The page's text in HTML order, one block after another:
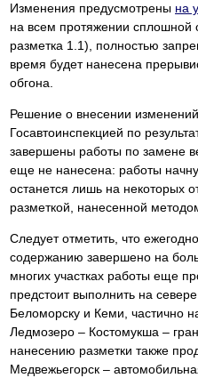
Изменения предусмотрены на
на всем протяжении сплошной
разметка 1.1), полностью
время будет нанесена
обгона.
Решение о внесении
Госавтоинспекцией по
завершены работы по замене
еще не нанесена: работы
останется лишь на некоторых
разметкой, нанесенной
Следует отметить, что
содержанию завершено на
многих участках работы еще
предстоит выполнить на
Беломорску и Кеми, частично
Ледмозеро – Костомукша –
нанесению разметки также
Медвежьегорск –